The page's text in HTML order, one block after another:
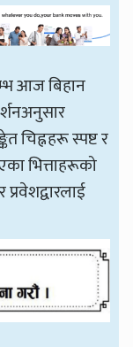
आज बिहान
चिह्नहरू स्पष्ट र
भित्ताहरूको